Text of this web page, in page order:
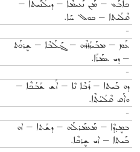
ܟܐܒܰܥ – ܡܰܢ ܢܰܥܝܡܶܐ – ܕܝܠܳܢܰܝܬܐ –
ܩܶܠܰܝܬܐ – ܟܘܠ ܚܰܐ.
-
ܥܰܡ – ܡܒܰܝܙܰܪܪܶܗ – ܓ݂ܰܠܰܒܶܐ – ܫܷܪܟܰܬ
– ܕܝ ܥܡܰܪܰܐ.
-
ܕܘ ܒܰܝܬܐ – ܪܰܒܶܐ ܢܶܐ – ܐܰܫ ܫܰܒܳܟܶܐ –
ܘܐܰܩ ܩܶܠܳܝܳܬ݂ܶܐ.
-
ܒܡܷܕܕܶܐ – ܡܰܥܡܰܪܠܰܗ – ܕܫܰܬܐ – ܐܘ
ܒܰܝܬܐ – ܐܝ ܫܷܪܟܶܐ.